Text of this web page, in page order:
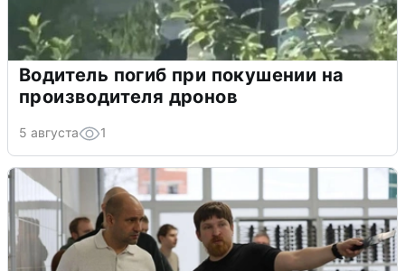
Водитель погиб при покушении на
производителя дронов
5 августа 1